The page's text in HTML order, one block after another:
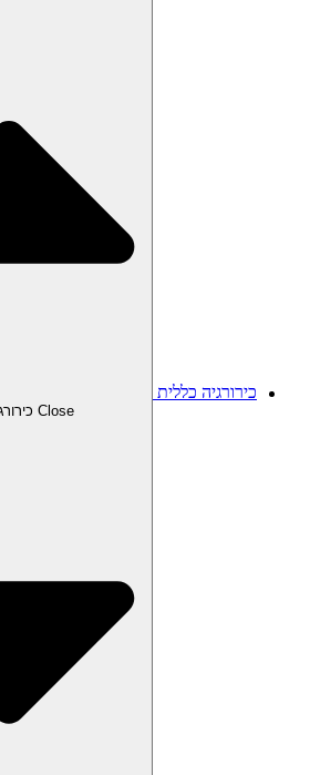
כירורגיה כללית
Close כירורגיה כללית